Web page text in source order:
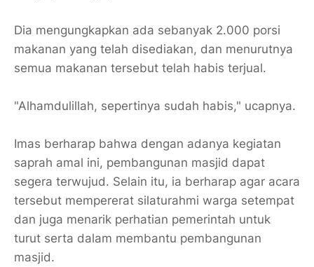
Dia mengungkapkan ada sebanyak 2.000 porsi
makanan yang telah disediakan, dan menurutnya
semua makanan tersebut telah habis terjual.
"Alhamdulillah, sepertinya sudah habis," ucapnya.
Imas berharap bahwa dengan adanya kegiatan
saprah amal ini, pembangunan masjid dapat
segera terwujud. Selain itu, ia berharap agar acara
tersebut mempererat silaturahmi warga setempat
dan juga menarik perhatian pemerintah untuk
turut serta dalam membantu pembangunan
masjid.